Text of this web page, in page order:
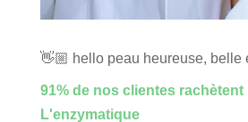
👋🏼 hello peau heureuse, belle
91% de nos clientes rachètent
L'enzymatique